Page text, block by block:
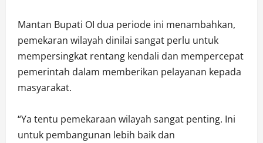
Mantan Bupati OI dua periode ini menambahkan,
pemekaran wilayah dinilai sangat perlu untuk
mempersingkat rentang kendali dan mempercepat
pemerintah dalam memberikan pelayanan kepada
masyarakat.
“Ya tentu pemekaraan wilayah sangat penting. Ini
untuk pembangunan lebih baik dan